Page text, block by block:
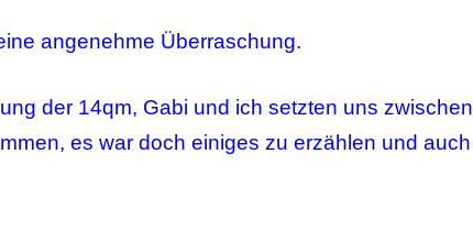
angenehme Überraschung.
der 14qm, Gabi und ich setzten uns zwischen
es war doch einiges zu erzählen und auch